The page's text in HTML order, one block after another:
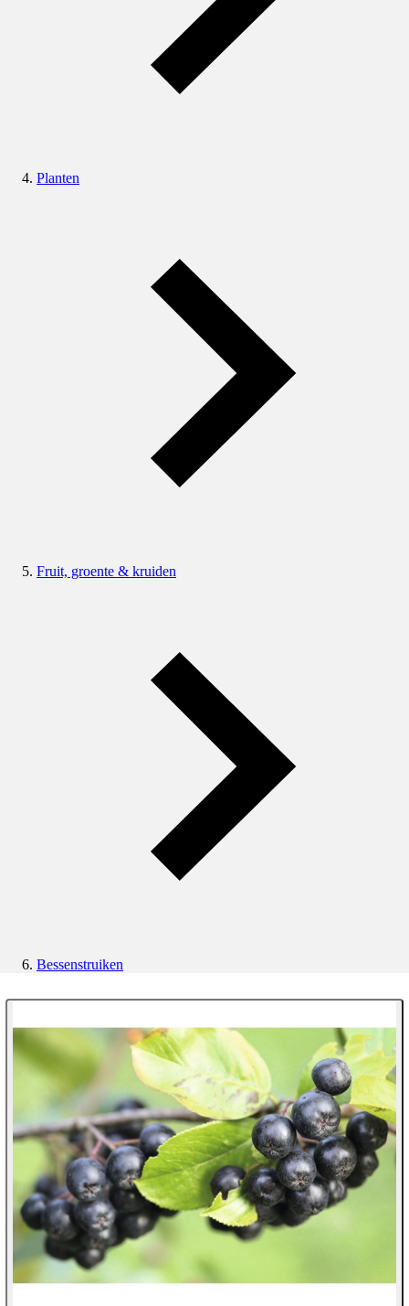
Planten
Fruit, groente & kruiden
Bessenstruiken